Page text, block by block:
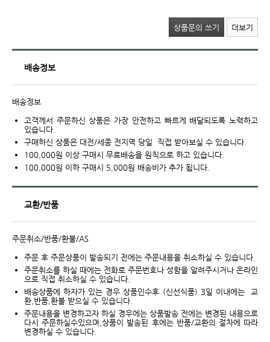
상품문의 쓰기 더보기
배송정보
배송정보
고객께서 주문하신 상품은 가장 안전하고 빠르게 배달되도록 노력하고
있습니다.
구매하신 상품은 대전/세종 전지역 당일 직접 받아보실 수 있습니다.
100,000원 이상 구매시 무료배송을 원칙으로 하고 있습니다.
100,000원 이하 구매시 5,000원 배송비가 추가 됩니다.
교환/반품
주문취소/반품/환불/AS
주문 후 주문상품이 발송되기 전에는 주문내용을 취소하실 수 있습니다.
주문취소를 하실 때에는 전화로 주문번호나 성함을 알려주시거나 온라인
으로 직접 취소하실 수 있습니다.
배송상품에 하자가 있는 경우 상품인수후 (신선식품) 3일 이내에는 교
환,반품,환불 받으실 수 있습니다.
주문내용을 변경하고자 하실 경우에는 상품발송 전에는 변경된 내용으로
다시 주문하실수있으며,상품이 발송된 후에는 반품/교환의 절차에 따라
변경하실 수 있습니다.